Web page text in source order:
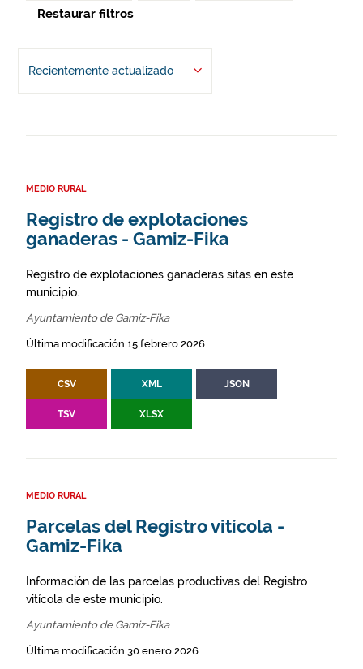
Restaurar filtros
Recientemente actualizado
MEDIO RURAL
Registro de explotaciones
ganaderas - Gamiz-Fika
Registro de explotaciones ganaderas sitas en este
municipio.
Ayuntamiento de Gamiz-Fika
Última modificación 15 febrero 2026
CSV XML JSON
TSV XLSX
MEDIO RURAL
Parcelas del Registro vitícola -
Gamiz-Fika
Información de las parcelas productivas del Registro
vitícola de este municipio.
Ayuntamiento de Gamiz-Fika
Última modificación 30 enero 2026